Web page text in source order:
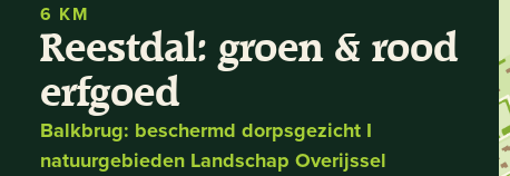
6 KM
Reestdal: groen & rood
erfgoed
Balkbrug: beschermd dorpsgezicht I
natuurgebieden Landschap Overijssel